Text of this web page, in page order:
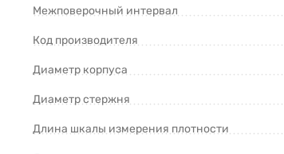
Межповерочный интервал
Код производителя
Диаметр корпуса
Диаметр стержня
Длина шкалы измерения плотности